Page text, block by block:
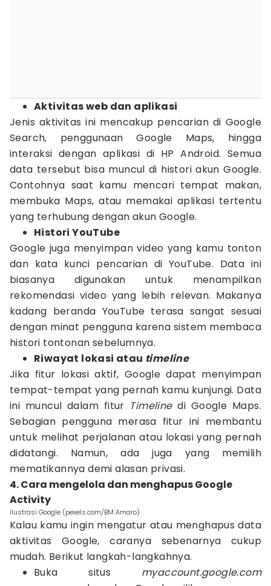
Aktivitas web dan aplikasi
Jenis aktivitas ini mencakup pencarian di Google
Search, penggunaan Google Maps, hingga
interaksi dengan aplikasi di HP Android. Semua
data tersebut bisa muncul di histori akun Google.
Contohnya saat kamu mencari tempat makan,
membuka Maps, atau memakai aplikasi tertentu
yang terhubung dengan akun Google.
Histori YouTube
Google juga menyimpan video yang kamu tonton
dan kata kunci pencarian di YouTube. Data ini
biasanya digunakan untuk menampilkan
rekomendasi video yang lebih relevan. Makanya
kadang beranda YouTube terasa sangat sesuai
dengan minat pengguna karena sistem membaca
histori tontonan sebelumnya.
Riwayat lokasi atau timeline
Jika fitur lokasi aktif, Google dapat menyimpan
tempat-tempat yang pernah kamu kunjungi. Data
ini muncul dalam fitur Timelinedi Google Maps.
Sebagian pengguna merasa fitur ini membantu
untuk melihat perjalanan atau lokasi yang pernah
didatangi. Namun, ada juga yang memilih
mematikannya demi alasan privasi.
4. Cara mengelola dan menghapus Google
Activity
Ilustrasi Google (pexels.com/BM Amaro)
Kalau kamu ingin mengatur atau menghapus data
aktivitas Google, caranya sebenarnya cukup
mudah. Berikut langkah-langkahnya.
Buka situs myaccount.google.com